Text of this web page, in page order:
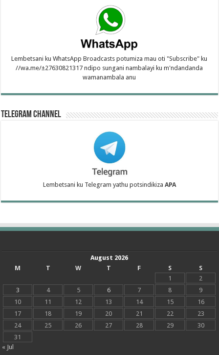
Lembetsani ku WhatsApp Broadcasts potumiza mau oti "Subscribe" ku
//wa.me/±27630821317 ndipo sungani nambalayi ku m'ndandanda
wamanambala anu
Telegram Channel
Lembetsani ku Telegram yathu potsindikiza APA
August 2026
M
T W T F S
S
1
2
3
4 5 6 7 8
9
10
11 12 13 14 15
16
17
18 19 20 21 22
23
24
25 26 27 28 29
30
31
« Jul